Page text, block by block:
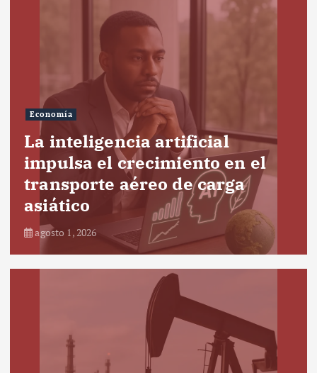
Economía
La inteligencia artificial
impulsa el crecimiento en el
transporte aéreo de carga
asiático
agosto 1, 2026